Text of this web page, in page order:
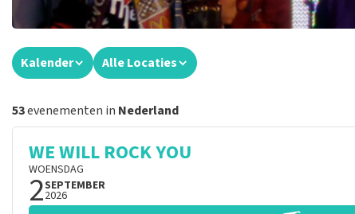
Kalender Alle Locaties
53evenementen in Nederland
WE WILL ROCK YOU
WOENSDAG
2SEPTEMBER
2026